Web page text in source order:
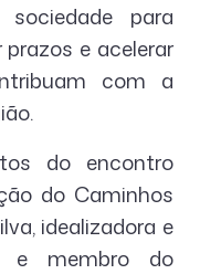
para
e acelerar
com a
do encontro
do Caminhos
idealizadora e
e membro do